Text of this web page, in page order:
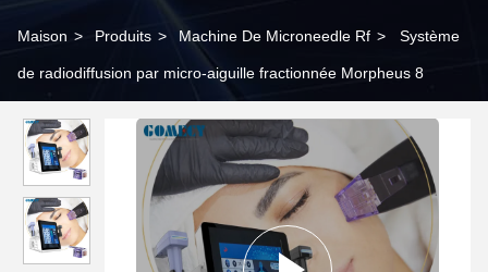
Maison > Produits > Machine De Microneedle Rf > Système
de radiodiffusion par micro-aiguille fractionnée Morpheus 8